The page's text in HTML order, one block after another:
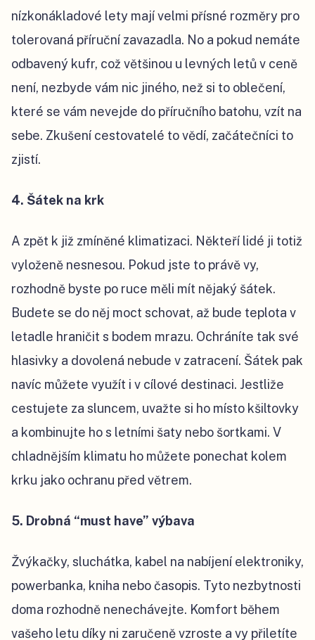
nízkonákladové lety mají velmi přísné rozměry pro
tolerovaná příruční zavazadla. No a pokud nemáte
odbavený kufr, což většinou u levných letů v ceně
není, nezbyde vám nic jiného, než si to oblečení,
které se vám nevejde do příručního batohu, vzít na
sebe. Zkušení cestovatelé to vědí, začátečníci to
zjistí.
4. Šátek na krk
A zpět k již zmíněné klimatizaci. Někteří lidé ji totiž
vyloženě nesnesou. Pokud jste to právě vy,
rozhodně byste po ruce měli mít nějaký šátek.
Budete se do něj moct schovat, až bude teplota v
letadle hraničit s bodem mrazu. Ochráníte tak své
hlasivky a dovolená nebude v zatracení. Šátek pak
navíc můžete využít i v cílové destinaci. Jestliže
cestujete za sluncem, uvažte si ho místo kšiltovky
a kombinujte ho s letními šaty nebo šortkami. V
chladnějším klimatu ho můžete ponechat kolem
krku jako ochranu před větrem.
5. Drobná “must have” výbava
Žvýkačky, sluchátka, kabel na nabíjení elektroniky,
powerbanka, kniha nebo časopis. Tyto nezbytnosti
doma rozhodně nenechávejte. Komfort během
vašeho letu díky ni zaručeně vzroste a vy přiletíte